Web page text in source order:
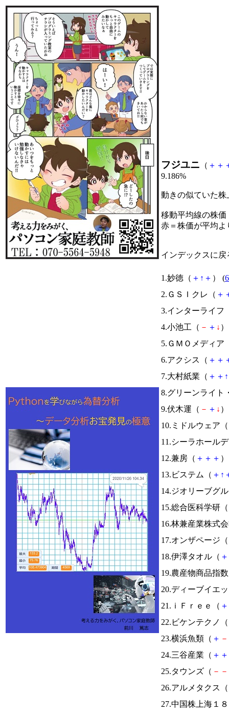
フジユニ （ ＋ ＋
9.186%
動きの似ていた
移動平均線の株価
赤＝株価が平均
インデックスに戻
1.妙徳（ ＋ ↑ ＋ ） (
2.ＧＳＩクレ（ ＋
3.インターライフ
4.小池工（ － ＋ ↓
5.ＧＭＯメディア
6.アクシス（ ＋ ＋
7.大村紙業（ ＋ ＋ ↑
8.グリーンライト
9.伏木運（ － ＋ ↓
10.ミドルウェア（
11.シーラホール
12.兼房（ ＋ ＋ ＋
13.ビステム（ ＋ ↑
14.ジオリーブグ
15.総合医科学研（
16.林兼産業株式
17.オンザページ（
18.伊澤タオル（ ＋
19.農産物商品指
20.ディーブイエ
21.ｉＦｒｅｅ（ ＋
22.ビケンテクノ（
23.横浜魚類（ ＋ －
24.三谷産業（ ＋ ＋
25.タウンズ（ － －
26.アルメタクス（
27.中国株上海１